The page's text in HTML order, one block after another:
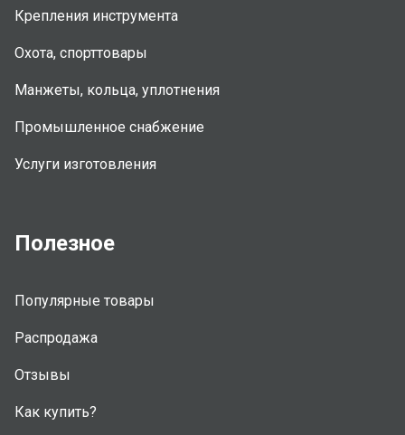
Крепления инструмента
Охота, спорттовары
Манжеты, кольца, уплотнения
Промышленное снабжение
Услуги изготовления
Полезное
Популярные товары
Распродажа
Отзывы
Как купить?